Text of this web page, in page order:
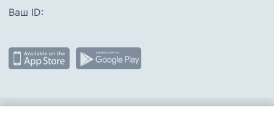
Ваш ID: